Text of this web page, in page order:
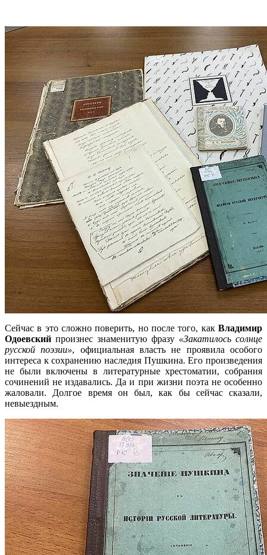
Сейчас в это сложно поверить, но после того, как Владимир
Одоевский произнес знаменитую фразу «Закатилось солнце
русской поэзии», официальная власть не проявила особого
интереса к сохранению наследия Пушкина. Его произведения
не были включены в литературные хрестоматии, собрания
сочинений не издавались. Да и при жизни поэта не особенно
жаловали. Долгое время он был, как бы сейчас сказали,
невыездным.